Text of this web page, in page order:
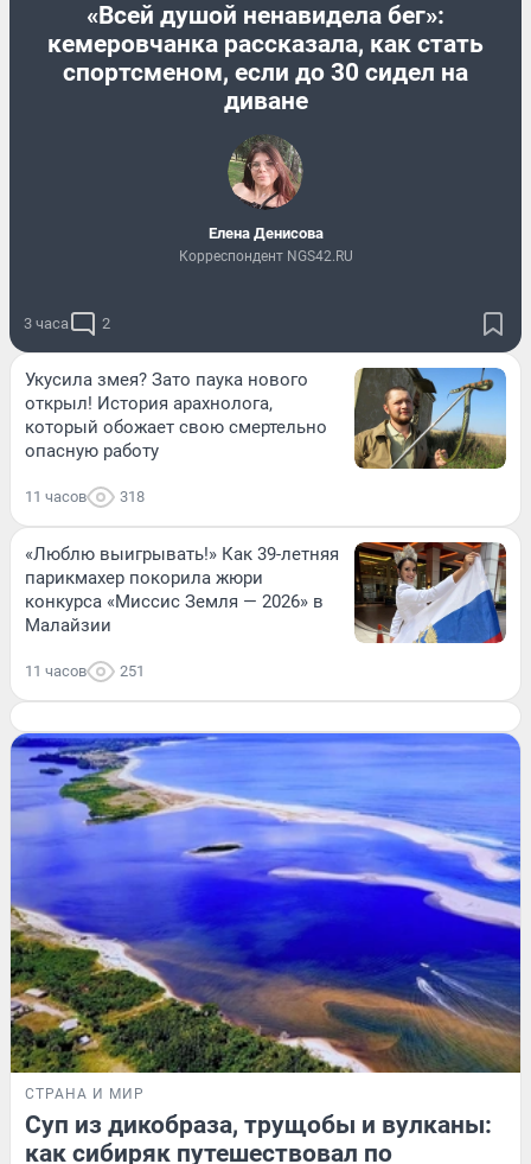
«Всей душой ненавидела бег»:
кемеровчанка рассказала, как стать
спортсменом, если до 30 сидел на
диване
Елена Денисова
Корреспондент NGS42.RU
3 часа 2
Укусила змея? Зато паука нового
открыл! История арахнолога,
который обожает свою смертельно
опасную работу
11 часов 318
«Люблю выигрывать!» Как 39-летняя
парикмахер покорила жюри
конкурса «Миссис Земля — 2026» в
Малайзии
11 часов 251
СТРАНА И МИР
Суп из дикобраза, трущобы и вулканы:
как сибиряк путешествовал по